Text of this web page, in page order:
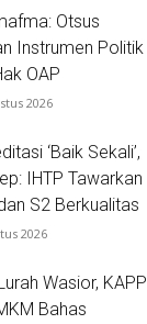
Otsus
Instrumen Politik
OAP
2026
‘Baik Sekali’,
IHTP Tawarkan
S2 Berkualitas
2026
Wasior, KAPP
Bahas